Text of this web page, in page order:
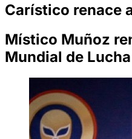
Carístico renace
Místico Muñoz
Mundial de